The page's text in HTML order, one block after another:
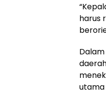
harus
utama